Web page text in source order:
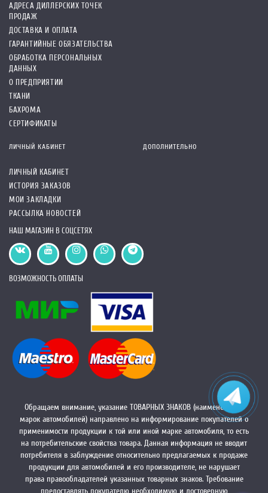
АДРЕСА ДИЛЛЕРСКИХ ТОЧЕК
ПРОДАЖ
ДОСТАВКА И ОПЛАТА
ГАРАНТИЙНЫЕ ОБЯЗАТЕЛЬСТВА
ОБРАБОТКА ПЕРСОНАЛЬНЫХ
ДАННЫХ
О ПРЕДПРИЯТИИ
ТКАНИ
БАХРОМА
СЕРТИФИКАТЫ
ЛИЧНЫЙ КАБИНЕТ
ЛИЧНЫЙ КАБИНЕТ
ИСТОРИЯ ЗАКАЗОВ
МОИ ЗАКЛАДКИ
РАССЫЛКА НОВОСТЕЙ
ДОПОЛНИТЕЛЬНО
НАШ МАГАЗИН В СОЦСЕТЯХ
ВОЗМОЖНОСТЬ ОПЛАТЫ
Обращаем внимание, указание ТОВАРНЫХ ЗНАКОВ (наименований
марок автомобилей) направлено на информирование покупателей о
применимости продукции к той или иной марке автомобиля, то есть
на потребительские свойства товара. Данная информация не вводит
потребителя в заблуждение относительно предлагаемых к продаже
продукции для автомобилей и его производителе, не нарушает
права правообладателей указанных товарных знаков. Требование
предоставлять покупателю необходимую и достоверную